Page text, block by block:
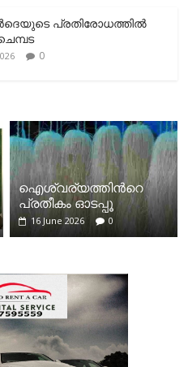
പ്രതിരോധത്തില്‍
0
ഐശ്വര്യത്തിന്‍റെ
പ്രതീകം ഓടപ്പൂ
16 June 2026 0